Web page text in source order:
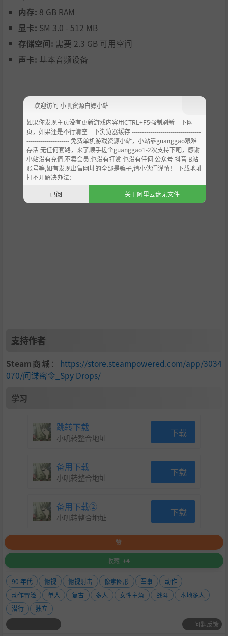
获取经验来提升你的生命值、耐力、瞄准精度和运气。
复古风低多边形质感的3D潜行动作类游戏。
随机生成的任务内容、敌人和物品。
现代化的实时光影效果、昼夜变化和丰富的天气系统。
可自由选择装备和任务完成的方式。
紧张刺激的潜行体验。敌人能够看到玩家的影子、听见玩
家的脚步声。
内存: 8 GB RAM
显卡: SM 3.0 - 512 MB
存储空间: 需要 2.3 GB 可用空间
声卡: 基本音频设备
支持作者
Steam商城 ： https://store.steampowered.com/app/3034
070/间谍密令_Spy Drops/
学习
跳转下载
小叽转整合地址 下载
备用下载
小叽转整合地址 下载
备用下载②
小叽转整合地址 下载
赞
收藏 +4
90 年代 俯视 俯视射击 像素图形 军事
动作
动作冒险
单人 复古 多人 女性主角 战斗
本地多人
潜行
独立
问题反馈
欢迎访问 小叽资源白嫖小站
如果你发现主页没有更新游戏内容用CTRL+F5强制刷新一下网
页，如果还是不行清空一下浏览器缓存 ----------------------------------
--------------------- 免费单机游戏资源小站，小站靠guanggao艰难
存活 无任何套路，来了顺手搓个guanggao1-2次支持下吧，感谢
小站没有充值.不卖会员.也没有打赏 也没有任何 公众号 抖音 B站
账号等,如有发现出售网址的全部是骗子,请小伙们谨慎！ 下载地址
打不开解决办法：
已阅
关于阿里云盘无文件